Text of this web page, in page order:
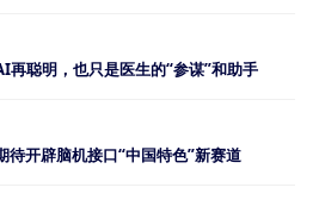
再聪明，也只是医生的“参谋”和助手
待开辟脑机接口“中国特色”新赛道